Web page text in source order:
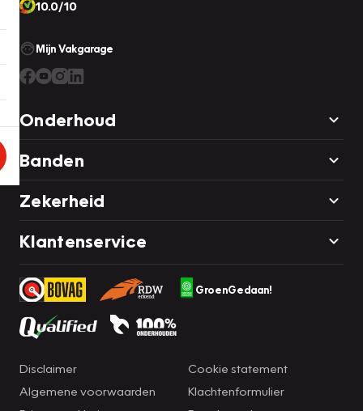
10.0/10
Mijn Vakgarage
Onderhoud
Banden
Zekerheid
Klantenservice
GroenGedaan!
Disclaimer
Algemene voorwaarden
Cookie statement
Klachtenformulier